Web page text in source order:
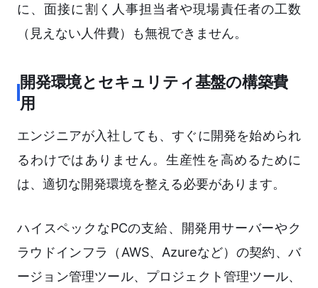
に、面接に割く人事担当者や現場責任者の工数
（見えない人件費）も無視できません。
開発環境とセキュリティ基盤の構築費
用
エンジニアが入社しても、すぐに開発を始められ
るわけではありません。生産性を高めるために
は、適切な開発環境を整える必要があります。
ハイスペックなPCの支給、開発用サーバーやク
ラウドインフラ（AWS、Azureなど）の契約、バ
ージョン管理ツール、プロジェクト管理ツール、